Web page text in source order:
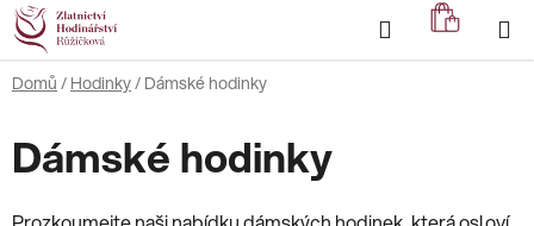
Přejít
na
obsah
Hledat
KOŠÍK
Domů / Hodinky/ Dámské hodinky
Dámské hodinky